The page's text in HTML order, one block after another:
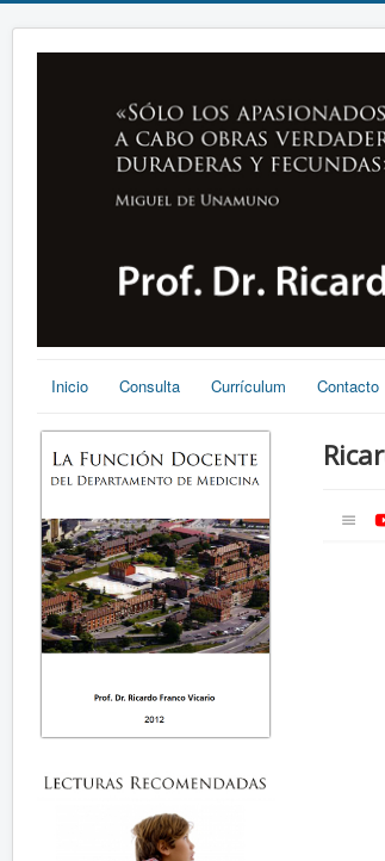
Inicio Consulta Currículum Contacto